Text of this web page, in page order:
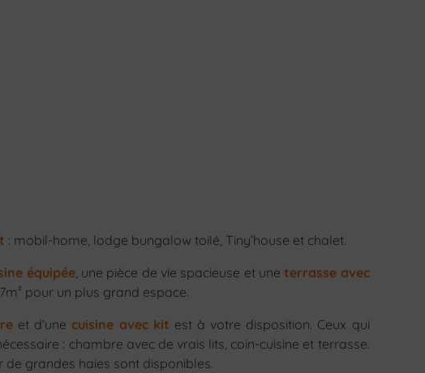
: mobil-home, lodge bungalow toilé, Tiny’house et chalet.
équipée, une pièce de vie spacieuse et uneterrasse avec
pour un plus grand espace.
et d’une cuisine avec kit est à votre disposition. Ceux qui
: chambre avec de vrais lits, coin-cuisine et terrasse.
de grandes haies sont disponibles.